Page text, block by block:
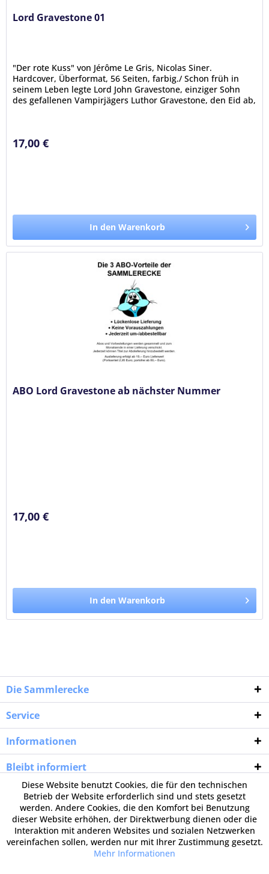
Lord Gravestone 01
"Der rote Kuss" von Jérôme Le Gris, Nicolas Siner.
Hardcover, Überformat, 56 Seiten, farbig./ Schon früh in
seinem Leben legte Lord John Gravestone, einziger Sohn
des gefallenen Vampirjägers Luthor Gravestone, den Eid ab,
17,00 €
In den Warenkorb
ABO Lord Gravestone ab nächster Nummer
17,00 €
In den Warenkorb
Die Sammlerecke
Service
Informationen
Bleibt informiert
Diese Website benutzt Cookies, die für den technischen
Betrieb der Website erforderlich sind und stets gesetzt
werden. Andere Cookies, die den Komfort bei Benutzung
dieser Website erhöhen, der Direktwerbung dienen oder die
Interaktion mit anderen Websites und sozialen Netzwerken
vereinfachen sollen, werden nur mit Ihrer Zustimmung gesetzt.
Mehr Informationen